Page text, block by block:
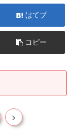
はてブ
コピー
次